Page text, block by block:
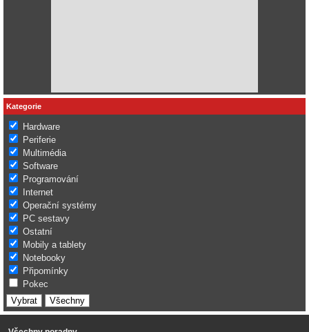
Kategorie
Hardware
Periferie
Multimédia
Software
Programování
Internet
Operační systémy
PC sestavy
Ostatní
Mobily a tablety
Notebooky
Připomínky
Pokec